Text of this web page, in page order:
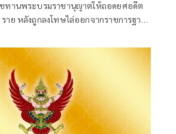
ชทานพระบรมราชานุญาตให้ถอดยศอดีต
าย หลังถูกลงโทษไล่ออกจากราชการฐาน